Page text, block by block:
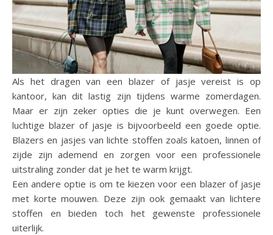
Als het dragen van een blazer of jasje vereist is op
kantoor, kan dit lastig zijn tijdens warme zomerdagen.
Maar er zijn zeker opties die je kunt overwegen. Een
luchtige blazer of jasje is bijvoorbeeld een goede optie.
Blazers en jasjes van lichte stoffen zoals katoen, linnen of
zijde zijn ademend en zorgen voor een professionele
uitstraling zonder dat je het te warm krijgt.
Een andere optie is om te kiezen voor een blazer of jasje
met korte mouwen. Deze zijn ook gemaakt van lichtere
stoffen en bieden toch het gewenste professionele
uiterlijk.